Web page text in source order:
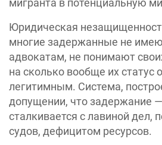
Юридическая
многие задержанные не
адвокатам, не понимают
на сколько вообще их статус
легитимным. Система,
допущении, что задержание
сталкивается с лавиной дел,
судов, дефицитом ресурсов.